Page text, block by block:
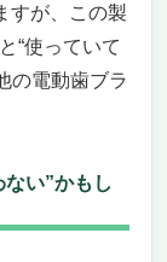
すが、この製
“使っていて
の電動歯ブラ
い”かもし